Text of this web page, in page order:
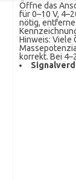
Öffne das
für 0–10 V,
nötig,
Hinweis: Viele
korrekt. Bei